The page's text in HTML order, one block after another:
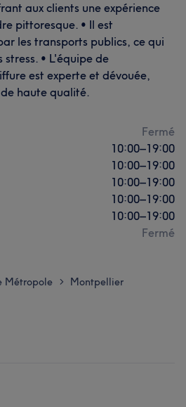
aux clients une expérience
pittoresque. • Il est
les transports publics, ce qui
• L'équipe de
est experte et dévouée,
haute qualité.
Fermé
10:00–19:00
10:00–19:00
10:00–19:00
10:00–19:00
10:00–19:00
Fermé
Métropole > Montpellier